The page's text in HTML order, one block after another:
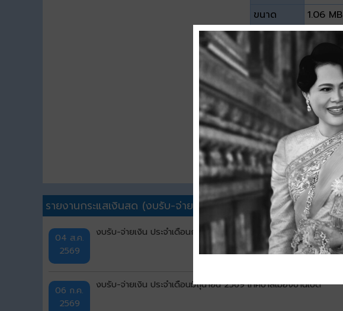
ขนาด
1.06 MB
ดาวน์โหลด
รายงานกระแสเงินสด (งบรับ-จ่าย)อื่นๆ
04 ส.ค.
2569
งบรับ-จ่ายเงิน ประจำเดือนกรกฎาคม 2569 เทศบาลเมืองบ้านเป็ด
06 ก.ค.
2569
งบรับ-จ่ายเงิน ประจำเดือนมิถุนายน 2569 เทศบาลเมืองบ้านเป็ด